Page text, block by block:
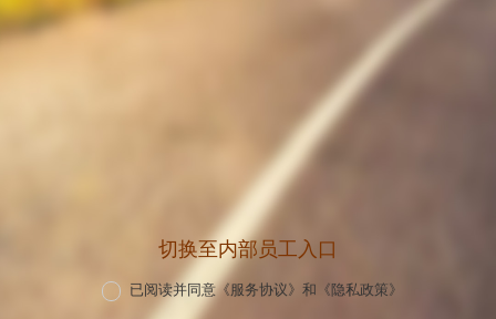
切换至内部员工入口
已阅读并同意《服务协议》和 《隐私政策》